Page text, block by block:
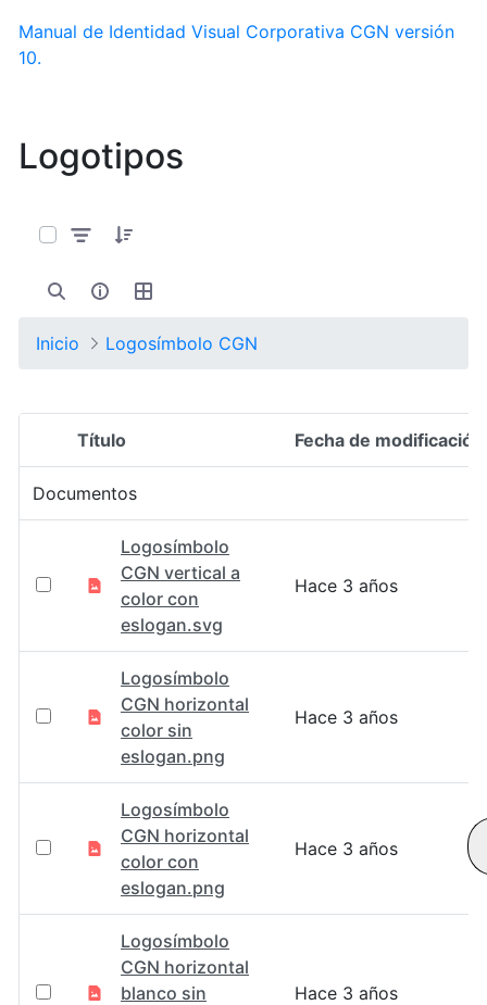
Manual de Identidad Visual Corporativa CGN versión
10.
Logotipos
Inicio Logosímbolo CGN
Selección del elemento
Título Fecha de modificación
Documentos
Logosímbolo
CGN vertical a
color con
eslogan.svg
Hace 3 años
Logosímbolo
CGN horizontal
color sin
eslogan.png
Hace 3 años
Logosímbolo
CGN horizontal
color con
eslogan.png
Hace 3 años
Logosímbolo
CGN horizontal
blanco sin
Hace 3 años